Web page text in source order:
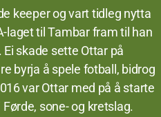
keeper og vart tidleg nytta
laget til Tambar fram til han
skade sette Ottar på
byrja å spele fotball, bidrog
var Ottar med på å starte
sone- og kretslag.